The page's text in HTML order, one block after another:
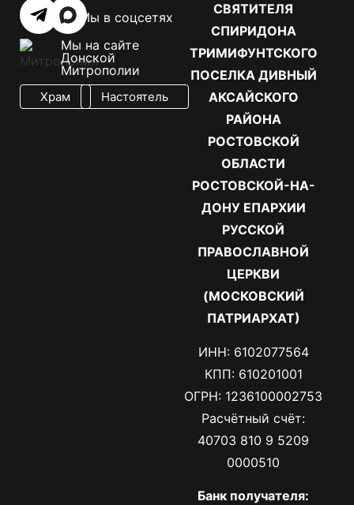
СВЯТИТЕЛЯ
СПИРИДОНА
ТРИМИФУНТСКОГО
ПОСЕЛКА ДИВНЫЙ
АКСАЙСКОГО
РАЙОНА
РОСТОВСКОЙ
ОБЛАСТИ
РОСТОВСКОЙ-НА-
ДОНУ ЕПАРХИИ
РУССКОЙ
ПРАВОСЛАВНОЙ
ЦЕРКВИ
(МОСКОВСКИЙ
ПАТРИАРХАТ)
ИНН: 6102077564
КПП: 610201001
ОГРН: 1236100002753
Расчётный счёт:
40703 810 9 5209
0000510
Банк получателя:
Мы в соцсетях
Мы на сайте
Донской
Митрополии
Храм Настоятель